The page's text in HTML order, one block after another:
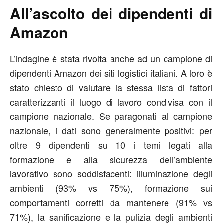
All’ascolto dei dipendenti di
Amazon
L’indagine è stata rivolta anche ad un campione di
dipendenti Amazon dei siti logistici italiani. A loro è
stato chiesto di valutare la stessa lista di fattori
caratterizzanti il luogo di lavoro condivisa con il
campione nazionale. Se paragonati al campione
nazionale, i dati sono generalmente positivi: per
oltre 9 dipendenti su 10 i temi legati alla
formazione e alla sicurezza dell’ambiente
lavorativo sono soddisfacenti: illuminazione degli
ambienti (93% vs 75%), formazione sui
comportamenti corretti da mantenere (91% vs
71%), la sanificazione e la pulizia degli ambienti